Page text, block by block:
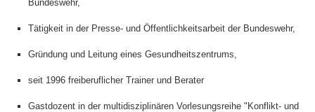
Bundeswehr,
Tätigkeit in der Presse- und Öffentlichkeitsarbeit der Bundeswehr,
Gründung und Leitung eines Gesundheitszentrums,
seit 1996 freiberuflicher Trainer und Berater
Gastdozent in der multidisziplinären Vorlesungsreihe "Konflikt- und